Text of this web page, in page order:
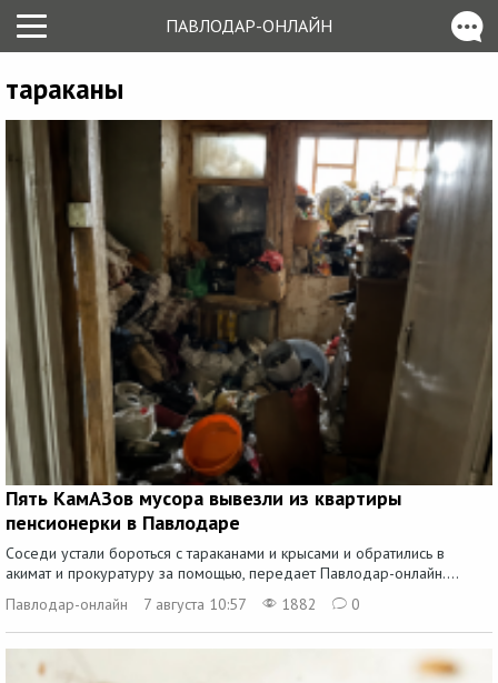
ПАВЛОДАР-ОНЛАЙН
тараканы
Пять КамАЗов мусора вывезли из квартиры
пенсионерки в Павлодаре
Соседи устали бороться с тараканами и крысами и обратились в
акимат и прокуратуру за помощью, передает Павлодар-онлайн....
Павлодар-онлайн
7 августа 10:57 1882 0